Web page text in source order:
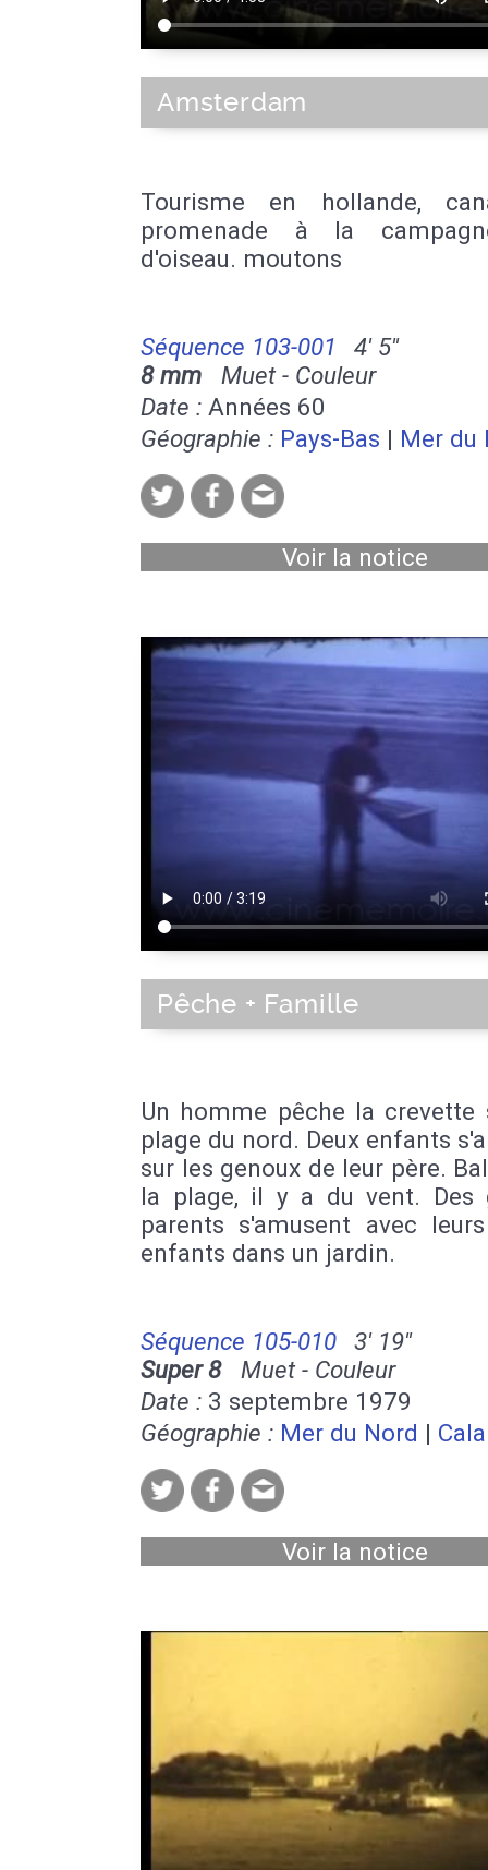
Amsterdam
Tourisme en hollande,
promenade à la
d'oiseau. moutons
Séquence 103-001
4' 5''
8 mm Muet - Couleur
Date : Années 60
Géographie : Pays-Bas | Mer du
Voir la notice
Pêche + Famille
Un homme pêche la crevette
plage du nord. Deux enfants
sur les genoux de leur père.
la plage, il y a du vent. Des
parents s'amusent avec
enfants dans un jardin.
Séquence 105-010
3' 19''
Super 8Muet - Couleur
Date : 3 septembre 1979
Géographie : Mer du Nord |
Voir la notice